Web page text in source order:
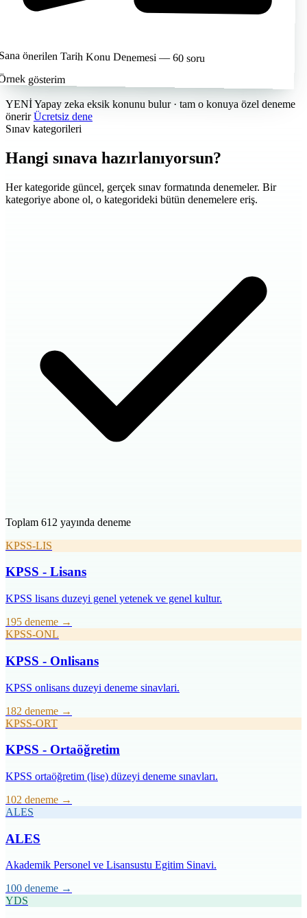
önerilen Tarih Konu Denemesi — 60 soru
gösterim
YENİYapay zeka eksik konunu bulur · tam o konuya özel deneme
önerir Ücretsiz dene
Sınav kategorileri
Hangi sınava hazırlanıyorsun?
Her kategoride güncel, gerçek sınav formatında denemeler. Bir
kategoriye abone ol, o kategorideki bütün denemelere eriş.
Toplam 612 yayında deneme
KPSS-LIS
KPSS - Lisans
KPSS lisans duzeyi genel yetenek ve genel kultur.
195 deneme →
KPSS-ONL
KPSS - Onlisans
KPSS onlisans duzeyi deneme sinavlari.
182 deneme →
KPSS-ORT
KPSS - Ortaöğretim
KPSS ortaöğretim (lise) düzeyi deneme sınavları.
102 deneme →
ALES
ALES
Akademik Personel ve Lisansustu Egitim Sinavi.
100 deneme →
YDS